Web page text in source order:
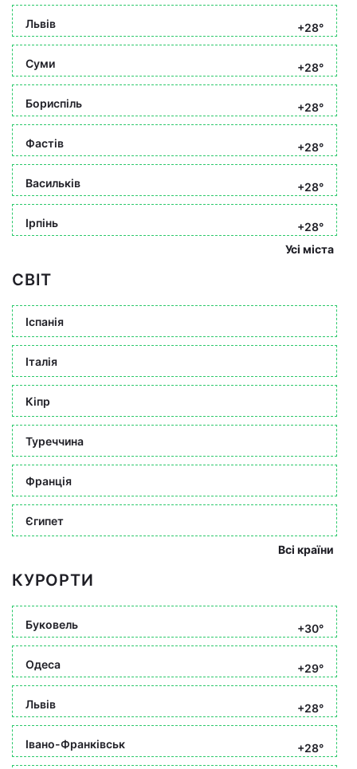
Львів +28°
Суми +28°
Бориспіль +28°
Фастів +28°
Васильків +28°
Ірпінь
+28°
Усі міста
СВІТ
Іспанія
Італія
Кіпр
Туреччина
Франція
Єгипет
Всі країни
КУРОРТИ
Буковель +30°
Одеса +29°
Львів +28°
Івано-Франківськ +28°